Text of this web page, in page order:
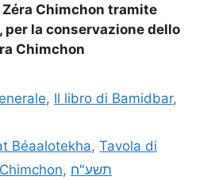
Chimchon tramite
per la conservazione dello
Chimchon
, Il libro di Bamidbar,
Béaalotekha,Tavola di
, תשע"ח